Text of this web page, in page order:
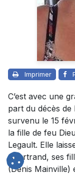
Imprimer
C’est avec une
part du décès
survenu le 15
la fille de feu
Legault. Elle
Chartrand, ses
(Denis Mainville)